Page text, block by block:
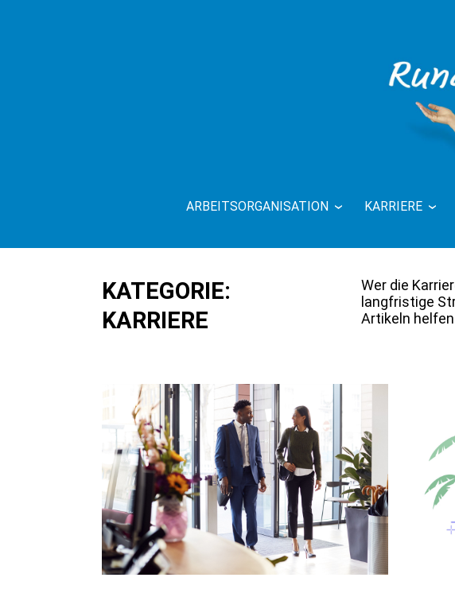
OTTO
ARBEITSORGANISATION KARRIERE
KATEGORIE:
KARRIERE
Wer die
langfristige
Artikeln